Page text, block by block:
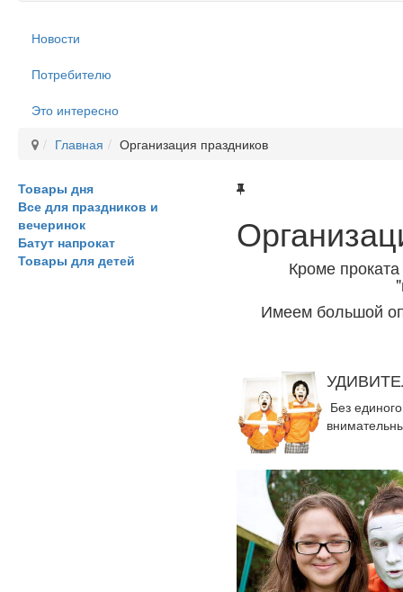
Новости
Потребителю
Это интересно
Главная
Организация праздников
Товары дня
Все для праздников и
вечеринок
Батут напрокат
Товары для детей
Кроме
Имеем большой
Без